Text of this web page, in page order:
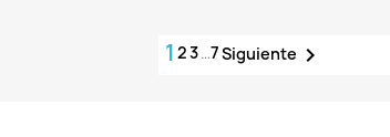
1 23…7Siguiente 